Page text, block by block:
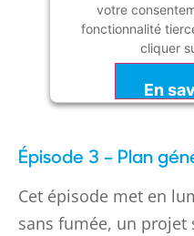
votre
fonctionnalité
cliquer
En
Powered by
Épisode 3 – Plan
Cet épisode met en
sans fumée, un